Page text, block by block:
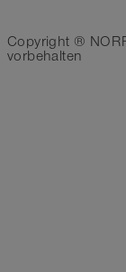
Copyright ®
vorbehalten